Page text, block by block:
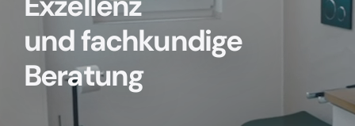
und fachkundige
Beratung